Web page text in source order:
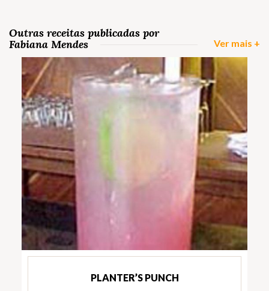
Outras receitas publicadas por
Fabiana Mendes
Ver mais +
PLANTER’S PUNCH